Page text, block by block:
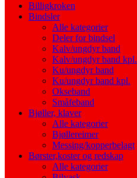
Billigkroken
Bindsler
Alle kategorier
Deler for bindsel
Kalv/ungdyr band
Kalv/ungdyr band kpl.
Ku/ungdyr band
Ku/ungdyr band kpl.
Okseband
Småfeband
Bjøller, klaver
Alle kategorier
Bjøllereimer
Messing/kopperbelagt
Børster,koster og redskap
Alle kategorier